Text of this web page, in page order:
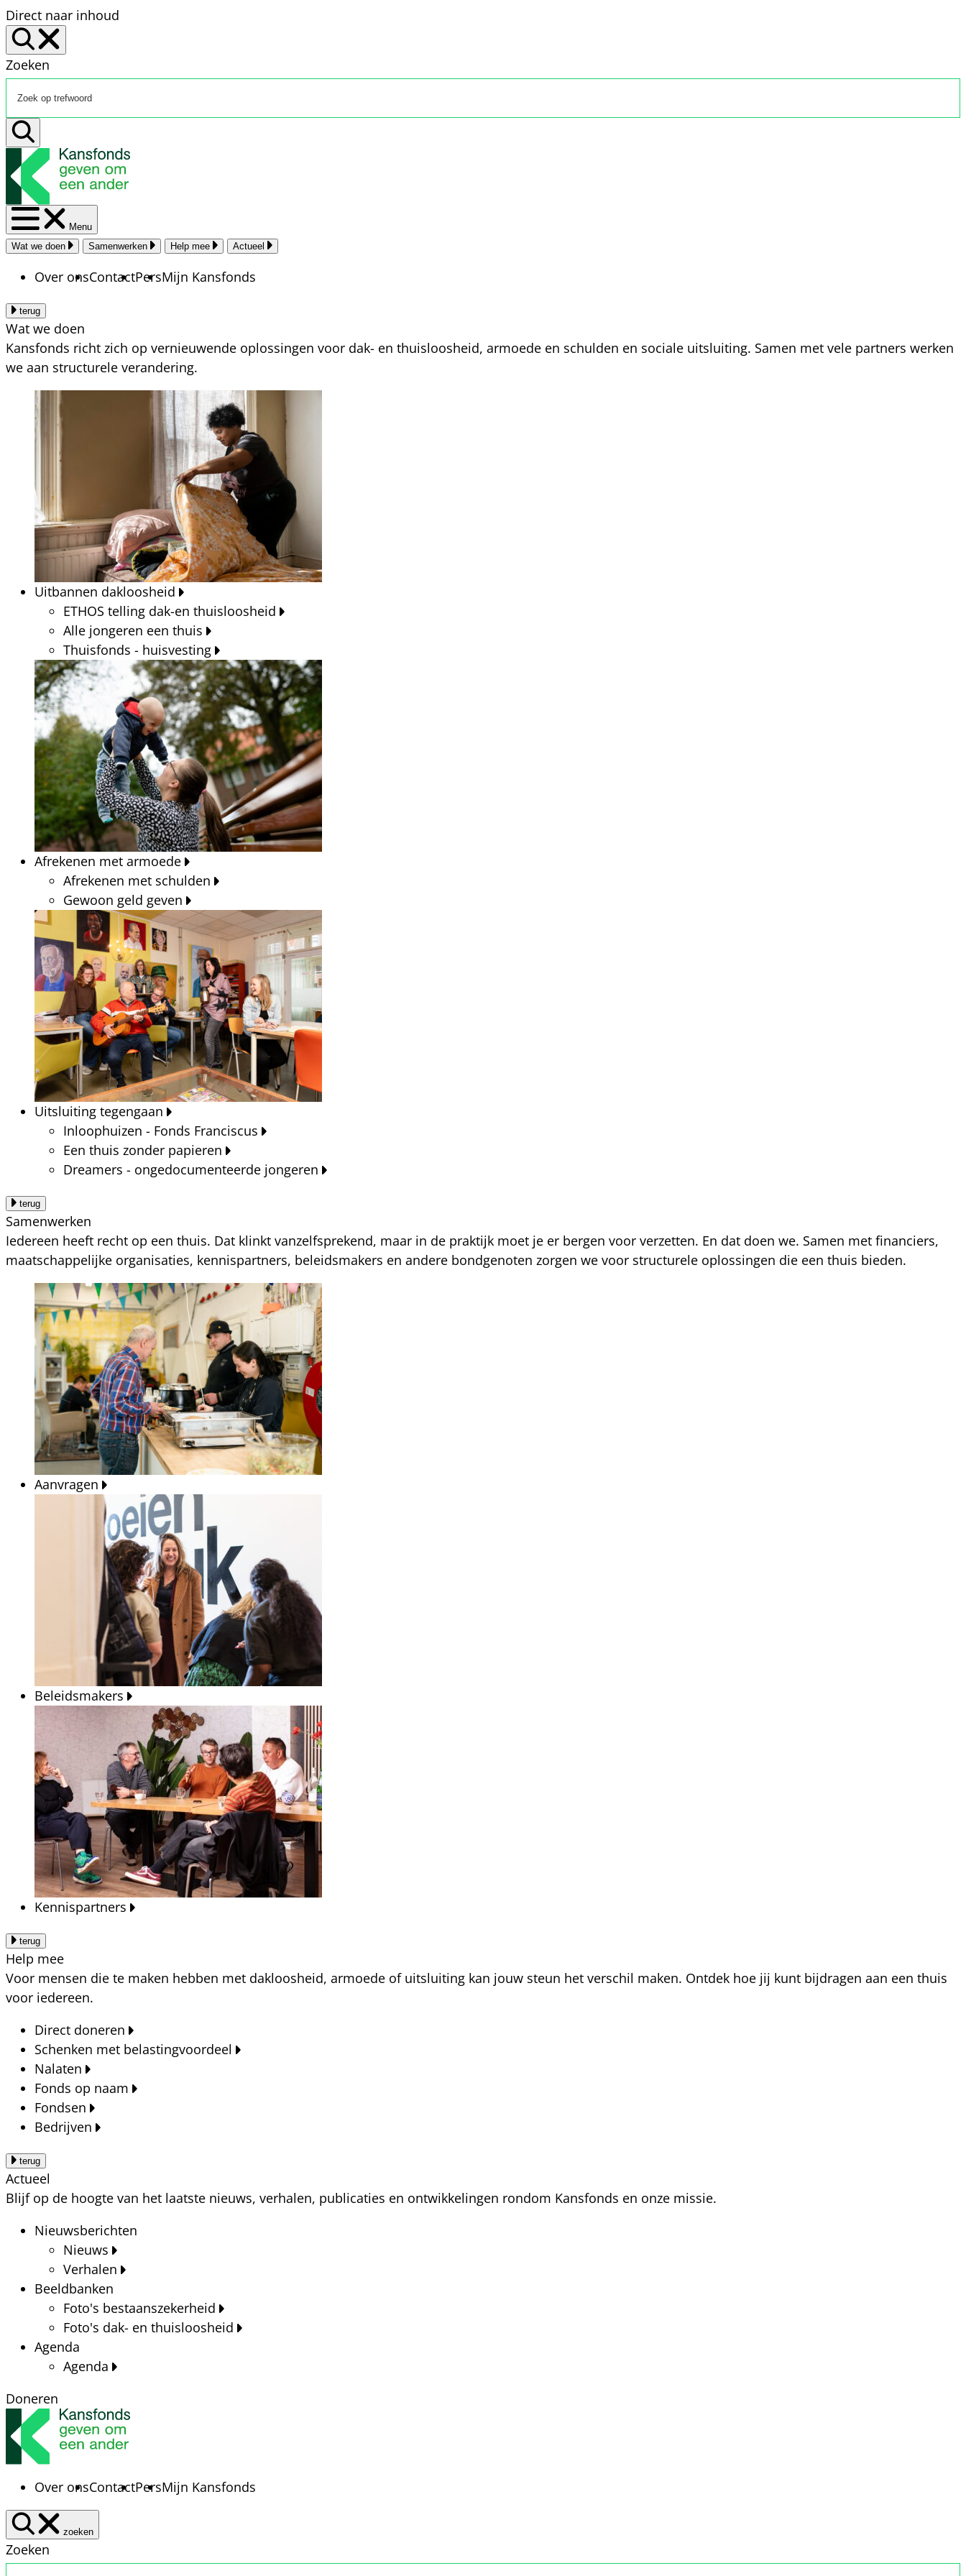
Direct naar inhoud
Zoeken
Menu
Wat we doen
Samenwerken Help mee Actueel
Over onsContactPersMijn Kansfonds
terug
Wat we doen
Kansfonds richt zich op vernieuwende oplossingen voor dak- en thuisloosheid, armoede en schulden en sociale uitsluiting. Samen met vele partners werken
we aan structurele verandering.
Uitbannen dakloosheid
ETHOS telling dak-en thuisloosheid
Alle jongeren een thuis
Thuisfonds - huisvesting
Afrekenen met armoede
Afrekenen met schulden
Gewoon geld geven
Uitsluiting tegengaan
Inloophuizen - Fonds Franciscus
Een thuis zonder papieren
Dreamers - ongedocumenteerde jongeren
terug
Samenwerken
Iedereen heeft recht op een thuis. Dat klinkt vanzelfsprekend, maar in de praktijk moet je er bergen voor verzetten. En dat doen we. Samen met financiers,
maatschappelijke organisaties, kennispartners, beleidsmakers en andere bondgenoten zorgen we voor structurele oplossingen die een thuis bieden.
Aanvragen
Beleidsmakers
Kennispartners
terug
Help mee
Voor mensen die te maken hebben met dakloosheid, armoede of uitsluiting kan jouw steun het verschil maken. Ontdek hoe jij kunt bijdragen aan een thuis
voor iedereen.
Direct doneren
Schenken met belastingvoordeel
Nalaten
Fonds op naam
Fondsen
Bedrijven
terug
Actueel
Blijf op de hoogte van het laatste nieuws, verhalen, publicaties en ontwikkelingen rondom Kansfonds en onze missie.
Nieuwsberichten
Nieuws
Verhalen
Beeldbanken
Foto's bestaanszekerheid
Foto's dak- en thuisloosheid
Agenda
Agenda
Doneren
Over onsContactPersMijn Kansfonds
zoeken
Zoeken